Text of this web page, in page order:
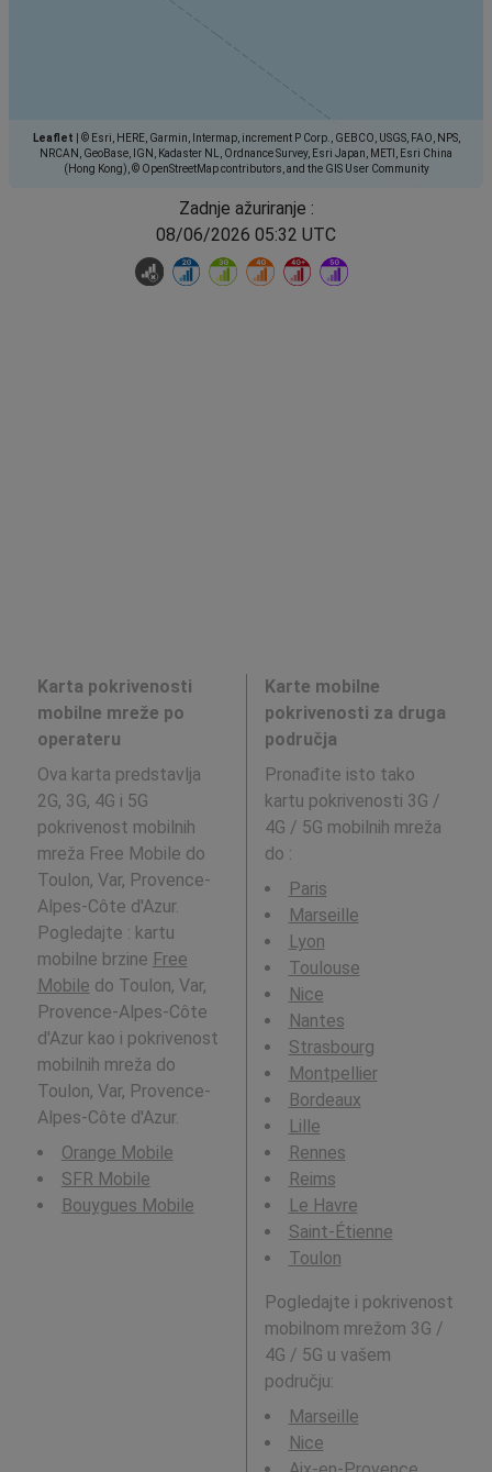
Leaflet
© Esri, HERE, Garmin, Intermap, increment P Corp., GEBCO, USGS, FAO, NPS,
NRCAN, GeoBase, IGN, Kadaster NL, Ordnance Survey, Esri Japan, METI, Esri China
(Hong Kong), © OpenStreetMap contributors, and the GIS User Community
Zadnje ažuriranje :
08/06/2026 05:32 UTC
Karta pokrivenosti
mobilne mreže po
operateru
Ova karta predstavlja
2G, 3G, 4G i 5G
pokrivenost mobilnih
mreža Free Mobile do
Toulon, Var, Provence-
Alpes-Côte d'Azur.
Pogledajte : kartu
mobilne brzine Free
Mobile do Toulon, Var,
Provence-Alpes-Côte
d'Azur kao i pokrivenost
mobilnih mreža do
Toulon, Var, Provence-
Alpes-Côte d'Azur.
Orange Mobile
SFR Mobile
Bouygues Mobile
Karte mobilne
pokrivenosti za druga
područja
Pronađite isto tako
kartu pokrivenosti 3G /
4G / 5G mobilnih mreža
do :
Paris
Marseille
Lyon
Toulouse
Nice
Nantes
Strasbourg
Montpellier
Bordeaux
Lille
Rennes
Reims
Le Havre
Saint-Étienne
Toulon
Pogledajte i pokrivenost
mobilnom mrežom 3G /
4G / 5G u vašem
području:
Marseille
Nice